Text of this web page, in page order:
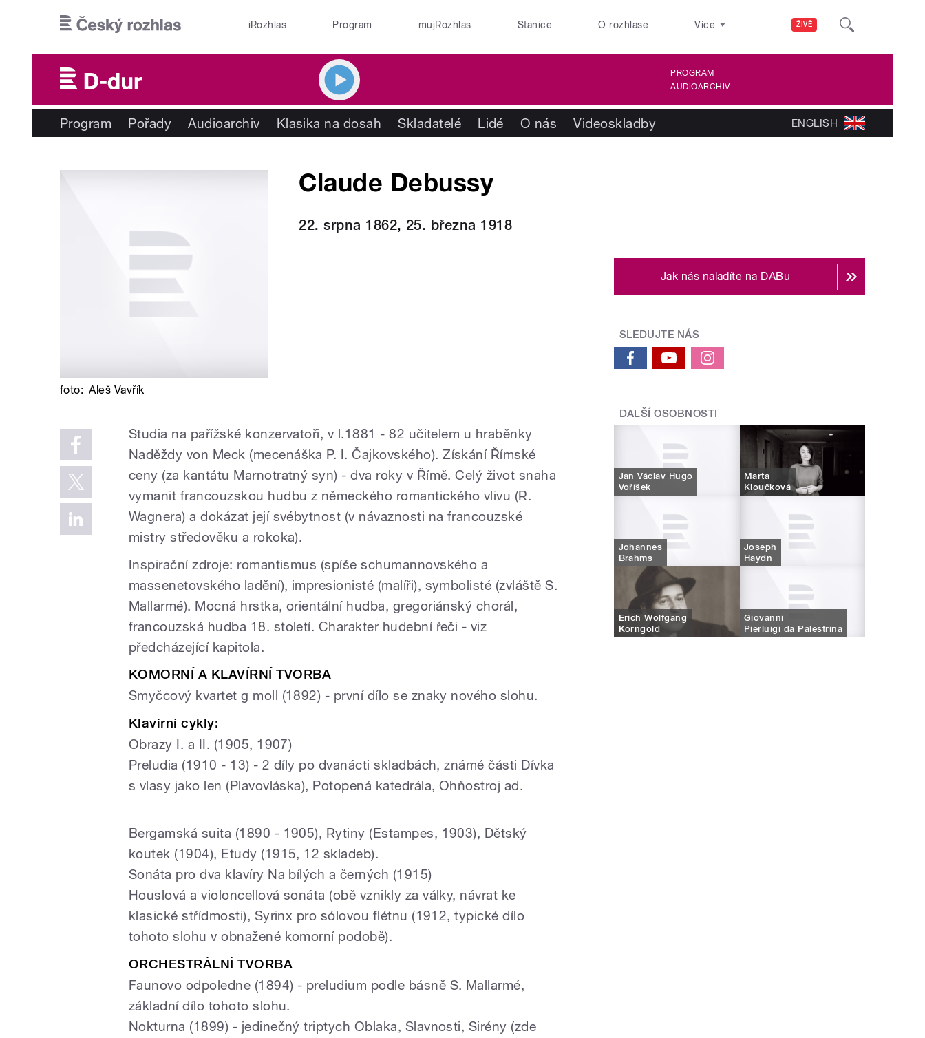
ŽIVĚ
iRozhlas Program mujRozhlas Stanice O rozhlase Více
PROGRAM
AUDIOARCHIV
Program Pořady Audioarchiv Klasika na dosah Skladatelé Lidé O nás Videoskladby ENGLISH
Claude Debussy
22. srpna 1862, 25. března 1918
foto: Aleš Vavřík
Studia na pařížské konzervatoři, v l.1881 - 82 učitelem u hraběnky
Naděždy von Meck (mecenáška P. I. Čajkovského). Získání Římské
ceny (za kantátu Marnotratný syn) - dva roky v Římě. Celý život snaha
vymanit francouzskou hudbu z německého romantického vlivu (R.
Wagnera) a dokázat její svébytnost (v návaznosti na francouzské
mistry středověku a rokoka).
Inspirační zdroje: romantismus (spíše schumannovského a
massenetovského ladění), impresionisté (malíři), symbolisté (zvláště S.
Mallarmé). Mocná hrstka, orientální hudba, gregoriánský chorál,
francouzská hudba 18. století. Charakter hudební řeči - viz
předcházející kapitola.
KOMORNÍ A KLAVÍRNÍ TVORBA
Smyčcový kvartet g moll (1892) - první dílo se znaky nového slohu.
Klavírní cykly:
Obrazy I. a II. (1905, 1907)
Preludia (1910 - 13) - 2 díly po dvanácti skladbách, známé části Dívka
s vlasy jako len (Plavovláska), Potopená katedrála, Ohňostroj ad.
Bergamská suita (1890 - 1905), Rytiny (Estampes, 1903), Dětský
koutek (1904), Etudy (1915, 12 skladeb).
Sonáta pro dva klavíry Na bílých a černých (1915)
Houslová a violoncellová sonáta (obě vznikly za války, návrat ke
klasické střídmosti), Syrinx pro sólovou flétnu (1912, typické dílo
tohoto slohu v obnažené komorní podobě).
ORCHESTRÁLNÍ TVORBA
Faunovo odpoledne (1894) - preludium podle básně S. Mallarmé,
základní dílo tohoto slohu.
Nokturna (1899) - jedinečný triptych Oblaka, Slavnosti, Sirény (zde
Jak nás naladíte na DABu
SLEDUJTE NÁS
DALŠÍ OSOBNOSTI
Jan Václav Hugo
Voříšek
Marta
Kloučková
Johannes
Brahms
Joseph
Haydn
Erich Wolfgang
Korngold
Giovanni
Pierluigi da Palestrina